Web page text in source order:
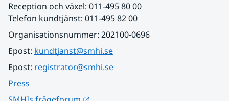
Reception och växel: 011-495 80 00
Telefon kundtjänst: 011-495 82 00
Organisationsnummer: 202100-0696
Epost: kundtjanst@smhi.se
Epost: registrator@smhi.se
Press